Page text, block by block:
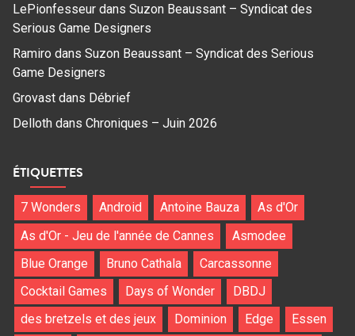
LePionfesseur dans Suzon Beaussant – Syndicat des
Serious Game Designers
Ramiro dans Suzon Beaussant – Syndicat des Serious
Game Designers
Grovast dans Débrief
Delloth dans Chroniques – Juin 2026
ÉTIQUETTES
7 Wonders Android Antoine Bauza
As d'Or
As d'Or - Jeu de l'année de Cannes
Asmodee
Blue Orange
Bruno Cathala
Carcassonne
Cocktail Games
Days of Wonder
DBDJ
des bretzels et des jeux
Dominion Edge Essen